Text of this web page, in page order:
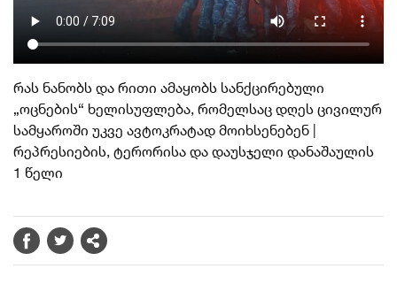
რას ნანობს და რითი ამაყობს სანქცირებული
„ოცნების“ ხელისუფლება, რომელსაც დღეს ცივილურ
სამყაროში უკვე ავტოკრატად მოიხსენებენ |
რეპრესიების, ტერორისა და დაუსჯელი დანაშაულის
1 წელი